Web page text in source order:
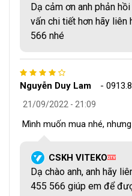
Máy hút chân
Giống
nhau
đều được.
Khác
Cần phải dùng tay
Dạ cảm ơn anh phản
vấn chi tiết hơn hãy
566 nhé
Nguyễn Duy Lam -
21/09/2022 - 21:09
Mình muốn mua nhé,
CSKH VITEKOQTV
Dạ chào anh, anh hãy
455 566 giúp em để